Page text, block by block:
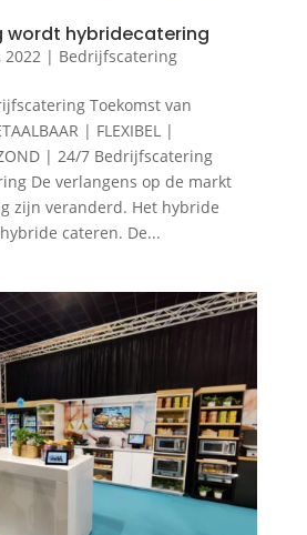
wordt hybridecatering
2022| Bedrijfscatering
Toekomst van
| FLEXIBEL |
| 24/7 Bedrijfscatering
De verlangens op de markt
zijn veranderd. Het hybride
cateren. De...